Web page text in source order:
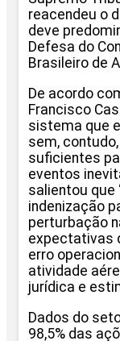
reacendeu o
deve
Defesa do
Brasileiro de
De acordo
Francisco
sistema que
sem,
suficientes
eventos
salientou que
indenização
perturbação
expectativas
erro
atividade
jurídica e
Dados do
98,5% das